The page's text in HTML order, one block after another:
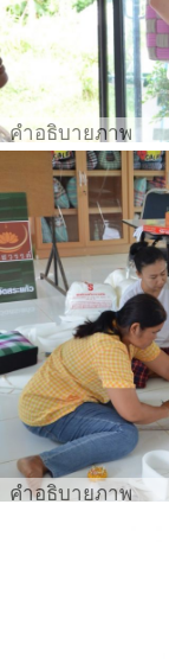
คำอธิบายภาพ
คำอธิบายภาพ